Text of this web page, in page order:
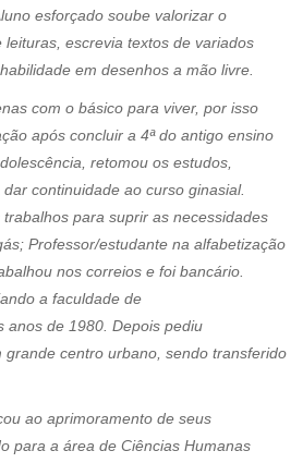
esforçado soube valorizar o
escrevia textos de variados
em desenhos a mão livre.
com o básico para viver, por isso
após concluir a 4ª do antigo ensino
retomou os estudos,
continuidade ao curso ginasial.
para suprir as necessidades
Professor/estudante na alfabetização
nos correios e foi bancário.
a faculdade de
anos de 1980. Depois pediu
centro urbano, sendo transferido
ao aprimoramento de seus
para a área de Ciências Humanas